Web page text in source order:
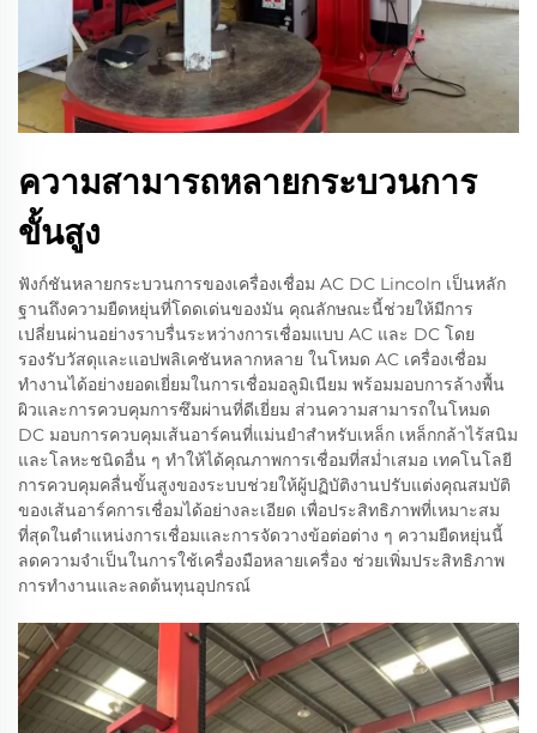
ความสามารถหลายกระบวนการ
ขั้นสูง
ฟังก์ชันหลายกระบวนการของเครื่องเชื่อม AC DC Lincoln เป็นหลัก
ฐานถึงความยืดหยุ่นที่โดดเด่นของมัน คุณลักษณะนี้ช่วยให้มีการ
เปลี่ยนผ่านอย่างราบรื่นระหว่างการเชื่อมแบบ AC และ DC โดย
รองรับวัสดุและแอปพลิเคชันหลากหลาย ในโหมด AC เครื่องเชื่อม
ทำงานได้อย่างยอดเยี่ยมในการเชื่อมอลูมิเนียม พร้อมมอบการล้างพื้น
ผิวและการควบคุมการซึมผ่านที่ดีเยี่ยม ส่วนความสามารถในโหมด
DC มอบการควบคุมเส้นอาร์คนที่แม่นยำสำหรับเหล็ก เหล็กกล้าไร้สนิม
และโลหะชนิดอื่น ๆ ทำให้ได้คุณภาพการเชื่อมที่สม่ำเสมอ เทคโนโลยี
การควบคุมคลื่นขั้นสูงของระบบช่วยให้ผู้ปฏิบัติงานปรับแต่งคุณสมบัติ
ของเส้นอาร์คการเชื่อมได้อย่างละเอียด เพื่อประสิทธิภาพที่เหมาะสม
ที่สุดในตำแหน่งการเชื่อมและการจัดวางข้อต่อต่าง ๆ ความยืดหยุ่นนี้
ลดความจำเป็นในการใช้เครื่องมือหลายเครื่อง ช่วยเพิ่มประสิทธิภาพ
การทำงานและลดต้นทุนอุปกรณ์